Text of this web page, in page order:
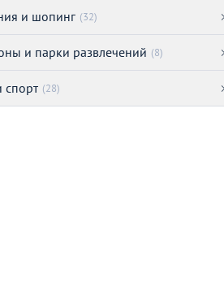
и шопинг (32)
и парки развлечений (8)
спорт (28)